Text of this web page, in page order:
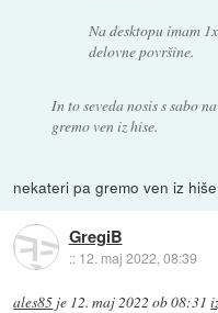
Na desktopu imam
delovne površine.
In to seveda nosis s sabo
gremo ven iz hise.
nekateri pa gremo ven iz
GregiB
:: 12. maj 2022, 08:39
ales85 je 12. maj 2022 ob 08:31